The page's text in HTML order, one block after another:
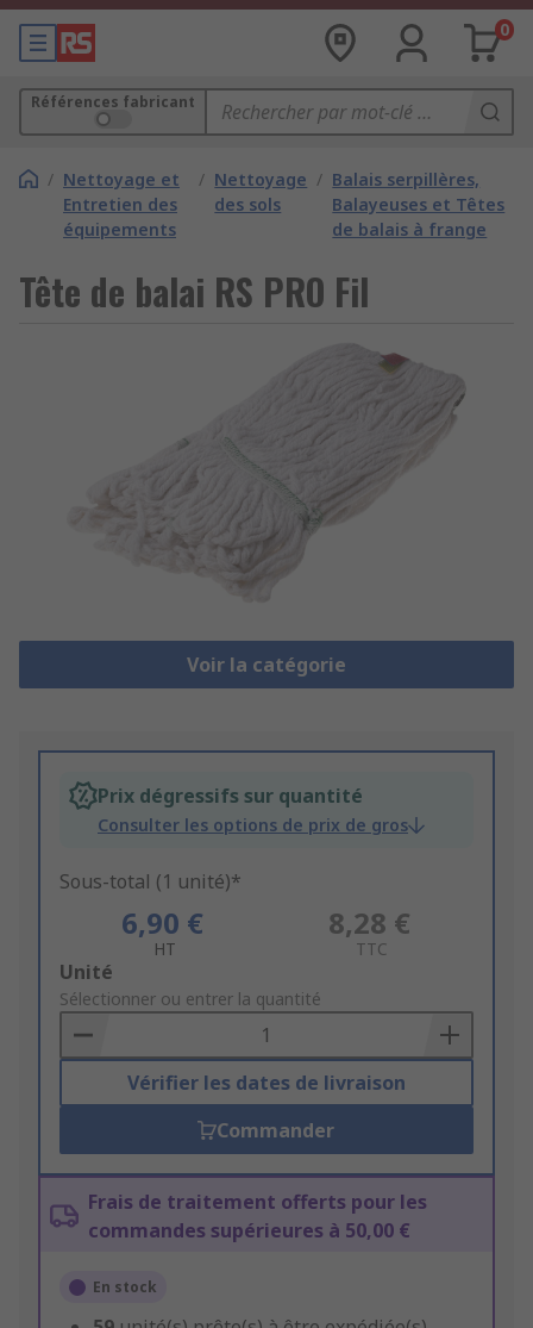
0
Références fabricant
/ Nettoyage et
Entretien des
équipements
/ Nettoyage
des sols
/ Balais serpillères,
Balayeuses et Têtes
de balais à frange
Tête de balai RS PRO Fil
Voir la catégorie
Prix dégressifs sur quantité
Consulter les options de prix de gros
Sous-total (1 unité)*
6,90 €
HT
8,28 €
TTC
Add
to
Basket
Unité
Sélectionner ou entrer la quantité
Vérifier les dates de livraison
Commander
Frais de traitement offerts pour les
commandes supérieures à 50,00 €
En stock